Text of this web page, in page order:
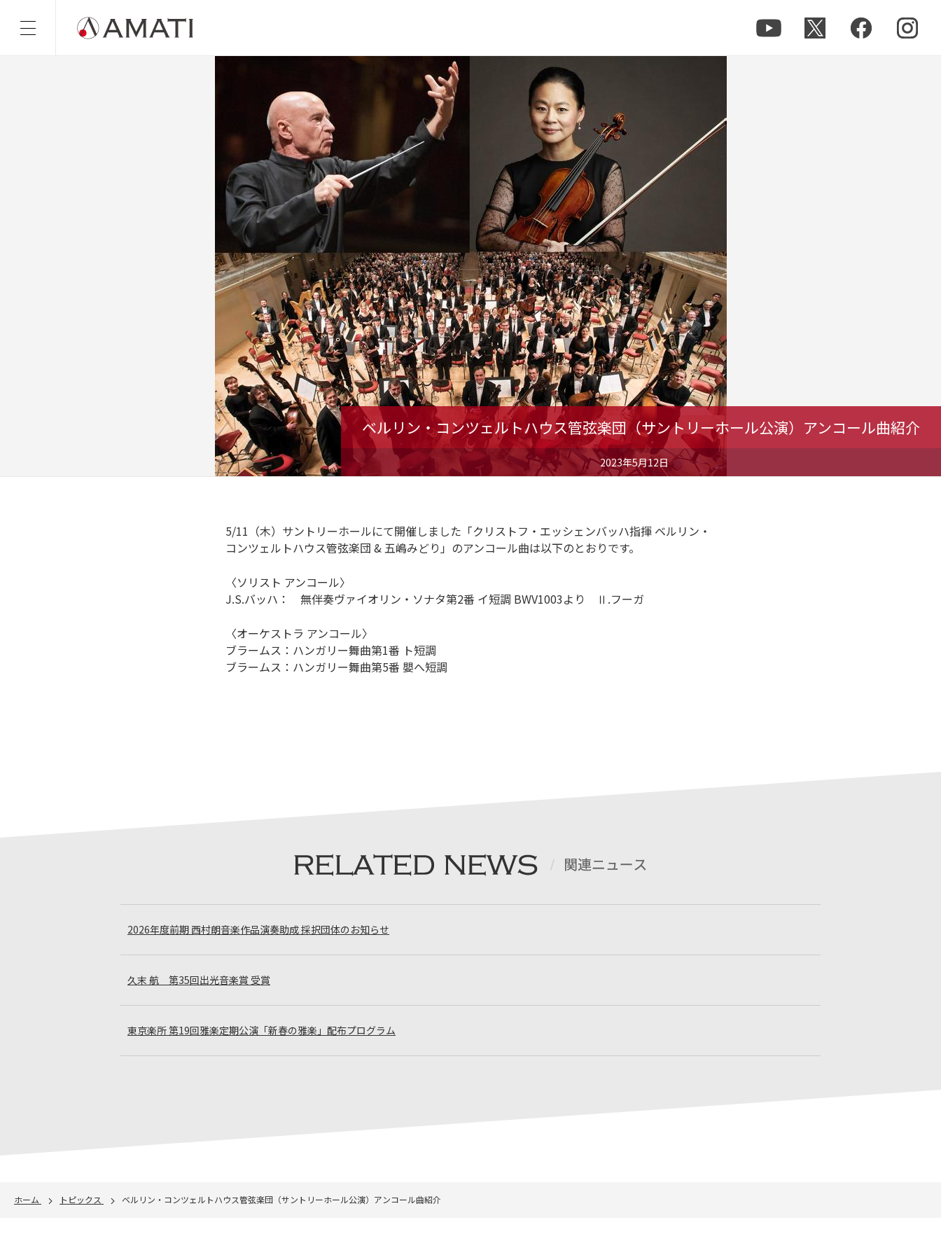
ベルリン・コンツェルトハウス管弦楽団（サントリーホール公演）アンコール曲紹介
2023年5月12日
5/11（木）サントリーホールにて開催しました「クリストフ・エッシェンバッハ指揮 ベルリン・
コンツェルトハウス管弦楽団 & 五嶋みどり」のアンコール曲は以下のとおりです。
〈ソリスト アンコール〉
J.S.バッハ： 無伴奏ヴァイオリン・ソナタ第2番 イ短調 BWV1003より Ⅱ.フーガ
〈オーケストラ アンコール〉
ブラームス：ハンガリー舞曲第1番 ト短調
ブラームス：ハンガリー舞曲第5番 嬰へ短調
2026年度前期 西村朗音楽作品演奏助成 採択団体のお知らせ
久末 航 第35回出光音楽賞 受賞
東京楽所 第19回雅楽定期公演「新春の雅楽」配布プログラム
ホーム トピックス ベルリン・コンツェルトハウス管弦楽団（サントリーホール公演）アンコール曲紹介